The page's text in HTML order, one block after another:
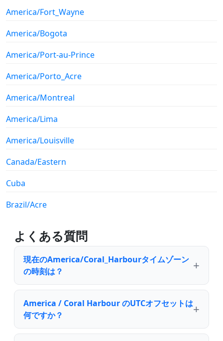
America/Fort_Wayne
America/Bogota
America/Port-au-Prince
America/Porto_Acre
America/Montreal
America/Lima
America/Louisville
Canada/Eastern
Cuba
Brazil/Acre
よくある質問
現在のAmerica/Coral_Harbourタイムゾーン
の時刻は？
America / Coral Harbour のUTCオフセットは
何ですか？